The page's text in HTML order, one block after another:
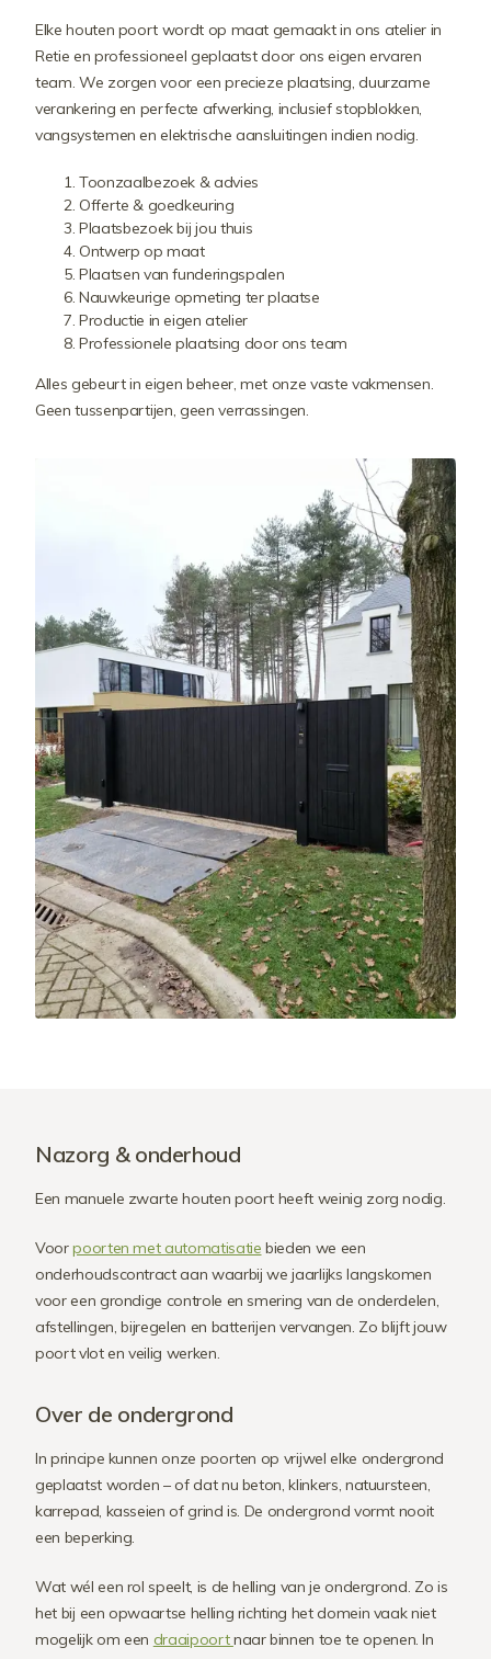
Elke houten poort wordt op maat gemaakt in ons atelier in
Retie en professioneel geplaatst door ons eigen ervaren
team. We zorgen voor een precieze plaatsing, duurzame
verankering en perfecte afwerking, inclusief stopblokken,
vangsystemen en elektrische aansluitingen indien nodig.
Toonzaalbezoek & advies
Offerte & goedkeuring
Plaatsbezoek bij jou thuis
Ontwerp op maat
Plaatsen van funderingspalen
Nauwkeurige opmeting ter plaatse
Productie in eigen atelier
Professionele plaatsing door ons team
Alles gebeurt in eigen beheer, met onze vaste vakmensen.
Geen tussenpartijen, geen verrassingen.
Nazorg & onderhoud
Een manuele zwarte houten poort heeft weinig zorg nodig.
Voorpoorten met automatisatie bieden we een
onderhoudscontract aan waarbij we jaarlijks langskomen
voor een grondige controle en smering van de onderdelen,
afstellingen, bijregelen en batterijen vervangen. Zo blijft jouw
poort vlot en veilig werken.
Over de ondergrond
In principe kunnen onze poorten op vrijwel elke ondergrond
geplaatst worden – of dat nu beton, klinkers, natuursteen,
karrepad, kasseien of grind is. De ondergrond vormt nooit
een beperking.
Wat wél een rol speelt, is de helling van je ondergrond. Zo is
het bij een opwaartse helling richting het domein vaak niet
mogelijk om een draaipoortnaar binnen toe te openen. In